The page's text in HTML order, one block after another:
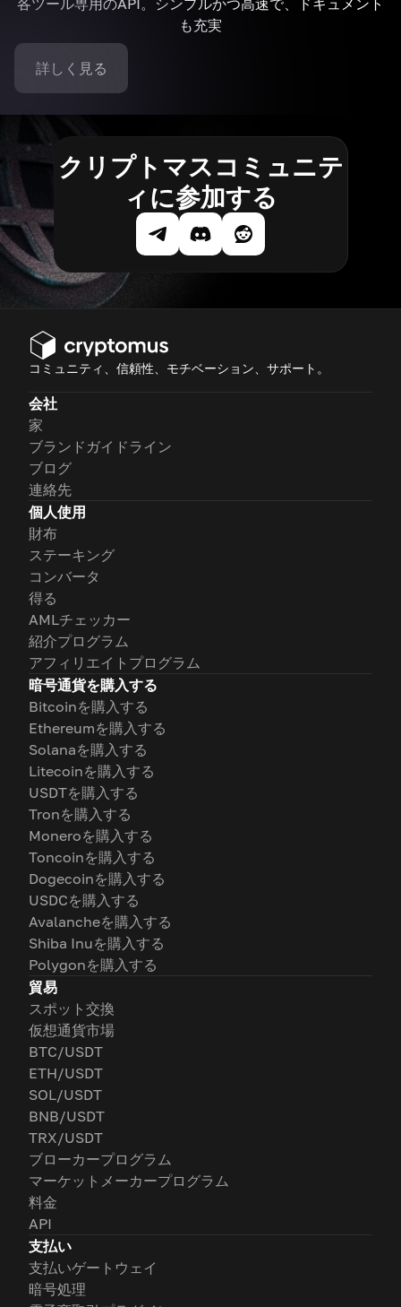
各ツール専用のAPI。シンプルかつ高速で、ドキュメント
も充実
詳しく見る
クリプトマスコミュニテ
ィに参加する
コミュニティ、信頼性、モチベーション、サポート。
会社
家
ブランドガイドライン
ブログ
連絡先
個人使用
財布
ステーキング
コンバータ
得る
AMLチェッカー
紹介プログラム
アフィリエイトプログラム
暗号通貨を購入する
Bitcoinを購入する
Ethereumを購入する
Solanaを購入する
Litecoinを購入する
USDTを購入する
Tronを購入する
Moneroを購入する
Toncoinを購入する
Dogecoinを購入する
USDCを購入する
Avalancheを購入する
Shiba Inuを購入する
Polygonを購入する
貿易
スポット交換
仮想通貨市場
BTC/USDT
ETH/USDT
SOL/USDT
BNB/USDT
TRX/USDT
ブローカープログラム
マーケットメーカープログラム
料金
API
支払い
支払いゲートウェイ
暗号処理